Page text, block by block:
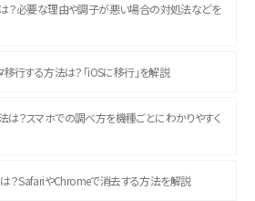
？必要な理由や調子が悪い場合の対処法などを
行する方法は？「iOSに移行」を解説
？スマホでの調べ方を機種ごとにわかりやすく
？SafariやChromeで消去する方法を解説